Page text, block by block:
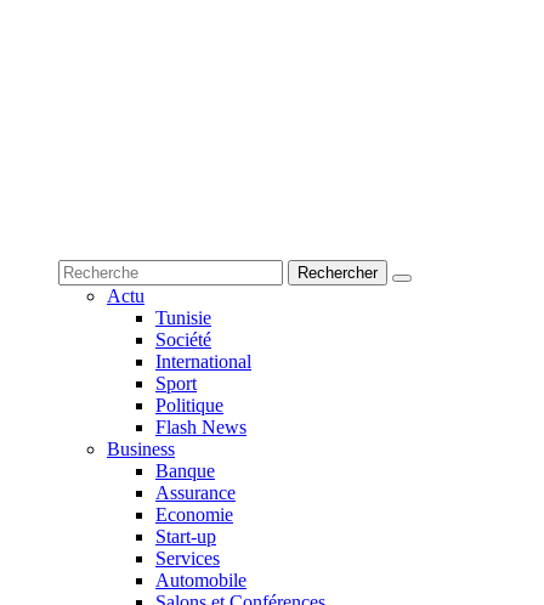
Actu
Tunisie
Société
International
Sport
Politique
Flash News
Business
Banque
Assurance
Economie
Start-up
Services
Automobile